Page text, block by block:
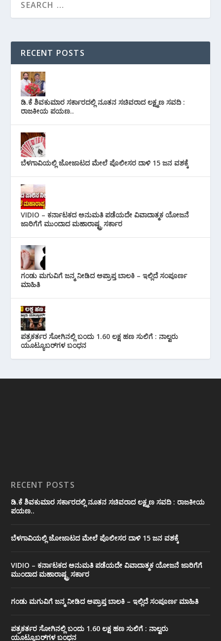
RECENT POSTS
ಡಿ.ಕೆ ಶಿವಕುಮಾರ ಸರ್ಕಾರದಲ್ಲಿ ನೂತನ ಸಚಿವರಾದ ಲಕ್ಷ್ಮಣ ಸವದಿ :
ರಾಜಕೀಯ ಪಯಣ..
ಬೆಳಗಾವಿಯಲ್ಲಿ ಜೋಜಾಟದ ಮೇಲೆ ಪೊಲೀಸರ ದಾಳಿ 15 ಜನ ವಶಕ್ಕೆ
VIDIO – ಕರ್ನಾಟಕದ ಅನುಮತಿ ಪಡೆಯದೇ ವಿವಾದಾತ್ಮಕ ಯೋಜನೆ
ಜಾರಿಗೆಗೆ ಮುಂದಾದ ಮಹಾರಾಷ್ಟ್ರ ಸರ್ಕಾರ
ಗಂಡು ಮಗುವಿಗೆ ಜನ್ಮ ನೀಡಿದ ಅಪ್ರಾಪ್ತ ಬಾಲಕಿ – ಇಲ್ಲಿದೆ ಸಂಪೂರ್ಣ
ಮಾಹಿತಿ
ಪತ್ರಕರ್ತರ ಸೋಗಿನಲ್ಲಿ ಬಂದು 1.60 ಲಕ್ಷ ಹಣ ಸುಲಿಗೆ : ನಾಲ್ವರು
ಯೂಟ್ಯೂಬರ್‌ಗಳ ಬಂಧನ
RECENT POSTS
ಡಿ.ಕೆ ಶಿವಕುಮಾರ ಸರ್ಕಾರದಲ್ಲಿ ನೂತನ ಸಚಿವರಾದ ಲಕ್ಷ್ಮಣ ಸವದಿ : ರಾಜಕೀಯ
ಪಯಣ..
ಬೆಳಗಾವಿಯಲ್ಲಿ ಜೋಜಾಟದ ಮೇಲೆ ಪೊಲೀಸರ ದಾಳಿ 15 ಜನ ವಶಕ್ಕೆ
VIDIO – ಕರ್ನಾಟಕದ ಅನುಮತಿ ಪಡೆಯದೇ ವಿವಾದಾತ್ಮಕ ಯೋಜನೆ ಜಾರಿಗೆಗೆ
ಮುಂದಾದ ಮಹಾರಾಷ್ಟ್ರ ಸರ್ಕಾರ
ಗಂಡು ಮಗುವಿಗೆ ಜನ್ಮ ನೀಡಿದ ಅಪ್ರಾಪ್ತ ಬಾಲಕಿ – ಇಲ್ಲಿದೆ ಸಂಪೂರ್ಣ ಮಾಹಿತಿ
ಪತ್ರಕರ್ತರ ಸೋಗಿನಲ್ಲಿ ಬಂದು 1.60 ಲಕ್ಷ ಹಣ ಸುಲಿಗೆ : ನಾಲ್ವರು
ಯೂಟ್ಯೂಬರ್‌ಗಳ ಬಂಧನ